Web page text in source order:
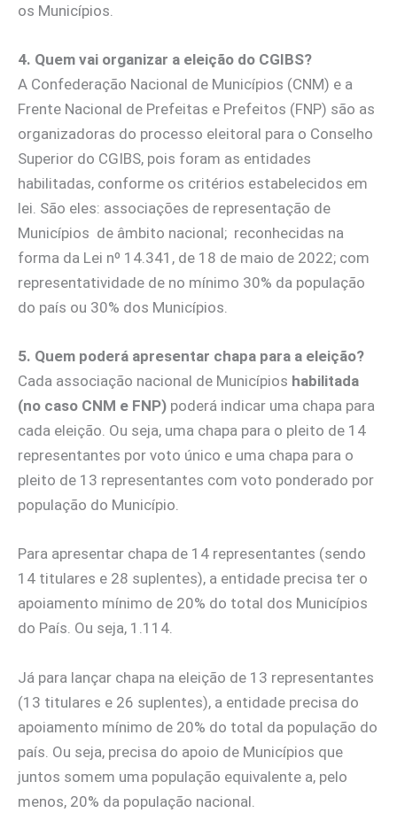
os Municípios.
4. Quem vai organizar a eleição do CGIBS?
A Confederação Nacional de Municípios (CNM) e a
Frente Nacional de Prefeitas e Prefeitos (FNP) são as
organizadoras do processo eleitoral para o Conselho
Superior do CGIBS, pois foram as entidades
habilitadas, conforme os critérios estabelecidos em
lei. São eles: associações de representação de
Municípios de âmbito nacional; reconhecidas na
forma da Lei nº 14.341, de 18 de maio de 2022; com
representatividade de no mínimo 30% da população
do país ou 30% dos Municípios.
5. Quem poderá apresentar chapa para a eleição?
Cada associação nacional de Municípios habilitada
(no caso CNM e FNP) poderá indicar uma chapa para
cada eleição. Ou seja, uma chapa para o pleito de 14
representantes por voto único e uma chapa para o
pleito de 13 representantes com voto ponderado por
população do Município.
Para apresentar chapa de 14 representantes (sendo
14 titulares e 28 suplentes), a entidade precisa ter o
apoiamento mínimo de 20% do total dos Municípios
do País. Ou seja, 1.114.
Já para lançar chapa na eleição de 13 representantes
(13 titulares e 26 suplentes), a entidade precisa do
apoiamento mínimo de 20% do total da população do
país. Ou seja, precisa do apoio de Municípios que
juntos somem uma população equivalente a, pelo
menos, 20% da população nacional.